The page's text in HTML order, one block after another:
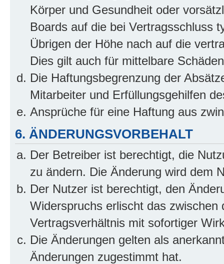
Körper und Gesundheit oder
Boards auf die bei Vertragsschluss
Übrigen der Höhe nach auf die
Dies gilt auch für mittelbare
Die Haftungsbegrenzung der
Mitarbeiter und Erfüllungsgehilfen
Ansprüche für eine Haftung aus
6. ÄNDERUNGSVORBEHALT
Der Betreiber ist berechtigt, die
zu ändern. Die Änderung wird dem
Der Nutzer ist berechtigt, den
Widerspruchs erlischt das
Vertragsverhältnis mit sofortiger
Die Änderungen gelten als
Änderungen zugestimmt hat.